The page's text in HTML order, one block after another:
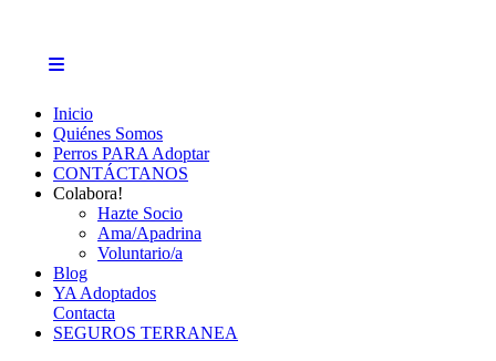
Inicio
Quiénes Somos
Perros PARA Adoptar
CONTÁCTANOS
Colabora!
Hazte Socio
Ama/Apadrina
Voluntario/a
Blog
YA Adoptados
Contacta
SEGUROS TERRANEA